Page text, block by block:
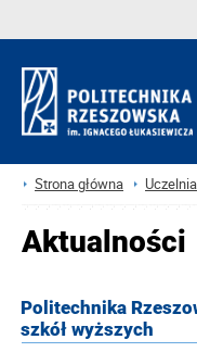
Strona główna Uczelnia
Aktualności
Politechnika
szkół wyższych